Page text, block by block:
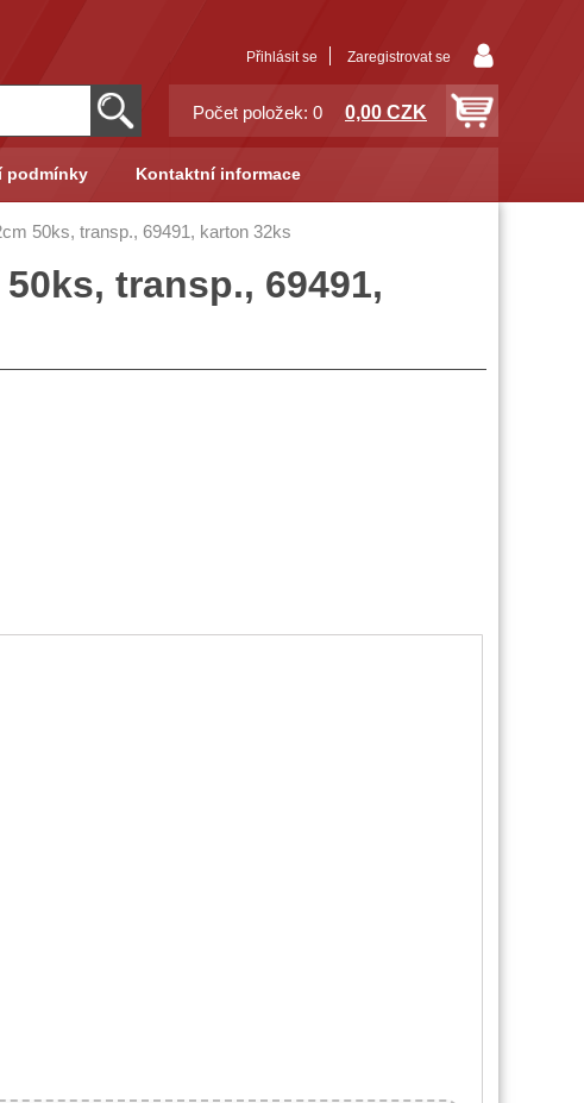
Přihlásit se Zaregistrovat se
Počet položek: 0 0,00 CZK
podmínky Kontaktní informace
50ks, transp., 69491, karton 32ks
transp., 69491,